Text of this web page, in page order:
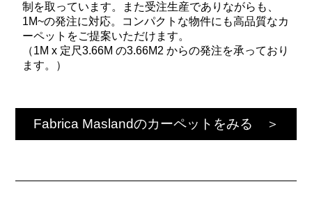
制を取っています。また受注生産でありながらも、
1M~の発注に対応。コンパクトな物件にも高品質なカ
ーペットをご提案いただけます。
（1M x 定尺3.66M の3.66M2 からの発注を承っており
ます。）
Fabrica Maslandのカーペットをみる ＞